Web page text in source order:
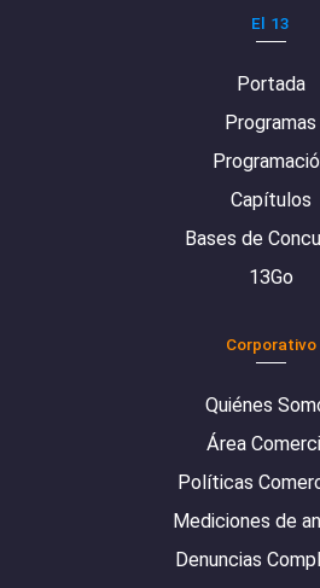
El 13
Portada
Programas
Capítulos
Bases de
13Go
Corporativo
Quiénes
Área
Políticas
Mediciones de
Denuncias